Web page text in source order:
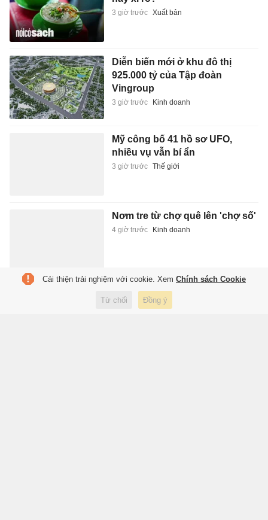
3 giờ trước Xuất bản
Diễn biến mới ở khu đô thị
925.000 tỷ của Tập đoàn
Vingroup
3 giờ trước Kinh doanh
Mỹ công bố 41 hồ sơ UFO,
nhiều vụ vẫn bí ẩn
3 giờ trước Thế giới
Nơm tre từ chợ quê lên 'chợ số'
4 giờ trước Kinh doanh
Chủ đầu tư chưa thực hiện
nghĩa vụ tài chính, cư dân bị
Cải thiện trải nghiệm với cookie. Xem Chính sách Cookie
Từ chối Đồng ý